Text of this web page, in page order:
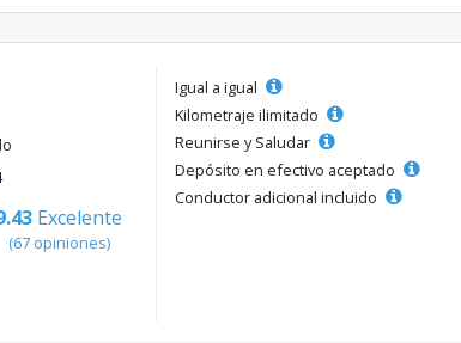
Excelente
(67 opiniones)
Igual a igual
Kilometraje ilimitado
Reunirse y Saludar
Depósito en efectivo aceptado
Conductor adicional incluido